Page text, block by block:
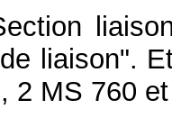
liaison".
2 MS 760